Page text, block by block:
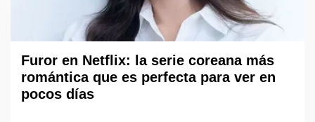
Furor en Netflix: la serie coreana más
romántica que es perfecta para ver en
pocos días